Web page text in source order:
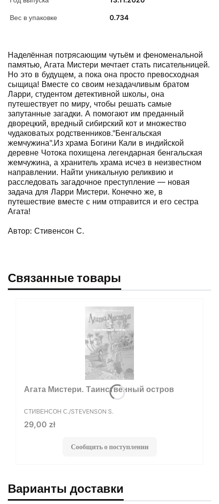
Вес в упаковке 0.734
Наделённая потрясающим чутьём и феноменальной
памятью, Агата Мистери мечтает стать писательницей.
Но это в будущем, а пока она просто превосходная
сыщица! Вместе со своим незадачливым братом
Ларри, студентом детективной школы, она
путешествует по миру, чтобы решать самые
запутанные загадки. А помогают им преданный
дворецкий, вредный сибирский кот и множество
чудаковатых родственников."Бенгальская
жемчужина".Из храма Богини Кали в индийской
деревне Чотока похищена легендарная бенгальская
жемчужина, а хранитель храма исчез в неизвестном
направлении. Найти уникальную реликвию и
расследовать загадочное преступление — новая
задача для Ларри Мистери. Конечно же, в
путешествие вместе с ним отправится и его сестра
Агата!
Автор: Стивенсон С.
Связанные товары
Агата Мистери. Таинственный остров
ПРОИЗВОДИТЕЛЬ
СТИВЕНСОН С./STEVENSON S.
Цена
29,00 zł
Сообщить о поступлении
Варианты доставки